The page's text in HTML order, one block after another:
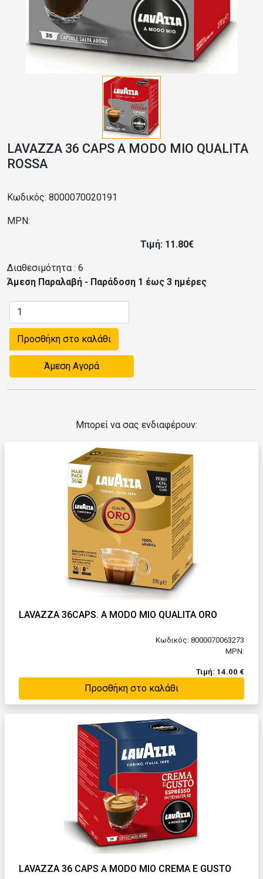
LAVAZZA 36 CAPS A MODO MIO QUALITA
ROSSA
Κωδικός: 8000070020191
MPN:
Τιμή: 11.80€
Διαθεσιμότητα : 6
Άμεση Παραλαβή - Παράδοση 1 έως 3 ημέρες
Προσθήκη στο καλάθι
Άμεση Αγορά
Μπορεί να σας ενδιαφέρουν:
LAVAZZA 36CAPS. A MODO MIO QUALITA ORO
Κωδικός: 8000070063273
MPN:
Τιμή: 14.00 €
Προσθήκη στο καλάθι
LAVAZZA 36 CAPS A MODO MIO CREMA E GUSTO